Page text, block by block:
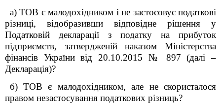
а) ТОВ є малодохідником і не застосовує податкові
різниці, відобразивши відповідне рішення у
Податковій декларації з податку на прибуток
підприємств, затвердженій наказом Міністерства
фінансів України від 20.10.2015 № 897 (далі –
Декларація)?
б) ТОВ є малодохідником, але не скористалося
правом незастосування податкових різниць?